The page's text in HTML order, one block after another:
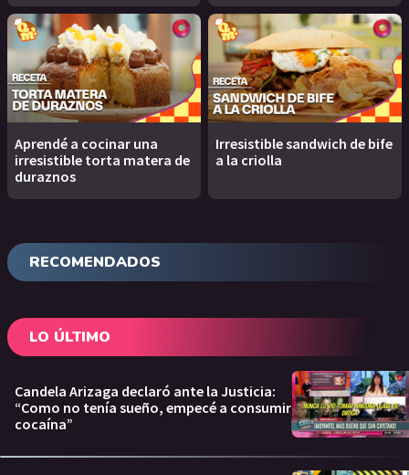
Aprendé a cocinar una
irresistible torta matera de
duraznos
Irresistible sandwich de bife
a la criolla
RECOMENDADOS
LO ÚLTIMO
Candela Arizaga declaró ante la Justicia:
“Como no tenía sueño, empecé a consumir
cocaína”